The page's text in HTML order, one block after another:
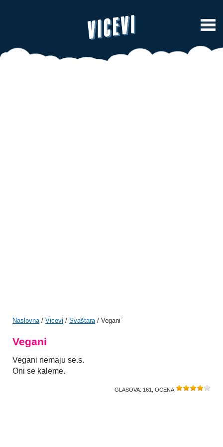
Naslovna/ Vicevi / Svaštara/ Vegani
Vegani
Vegani nemaju se.s.
Oni se kaleme.
GLASOVA: 161 , OCENA: